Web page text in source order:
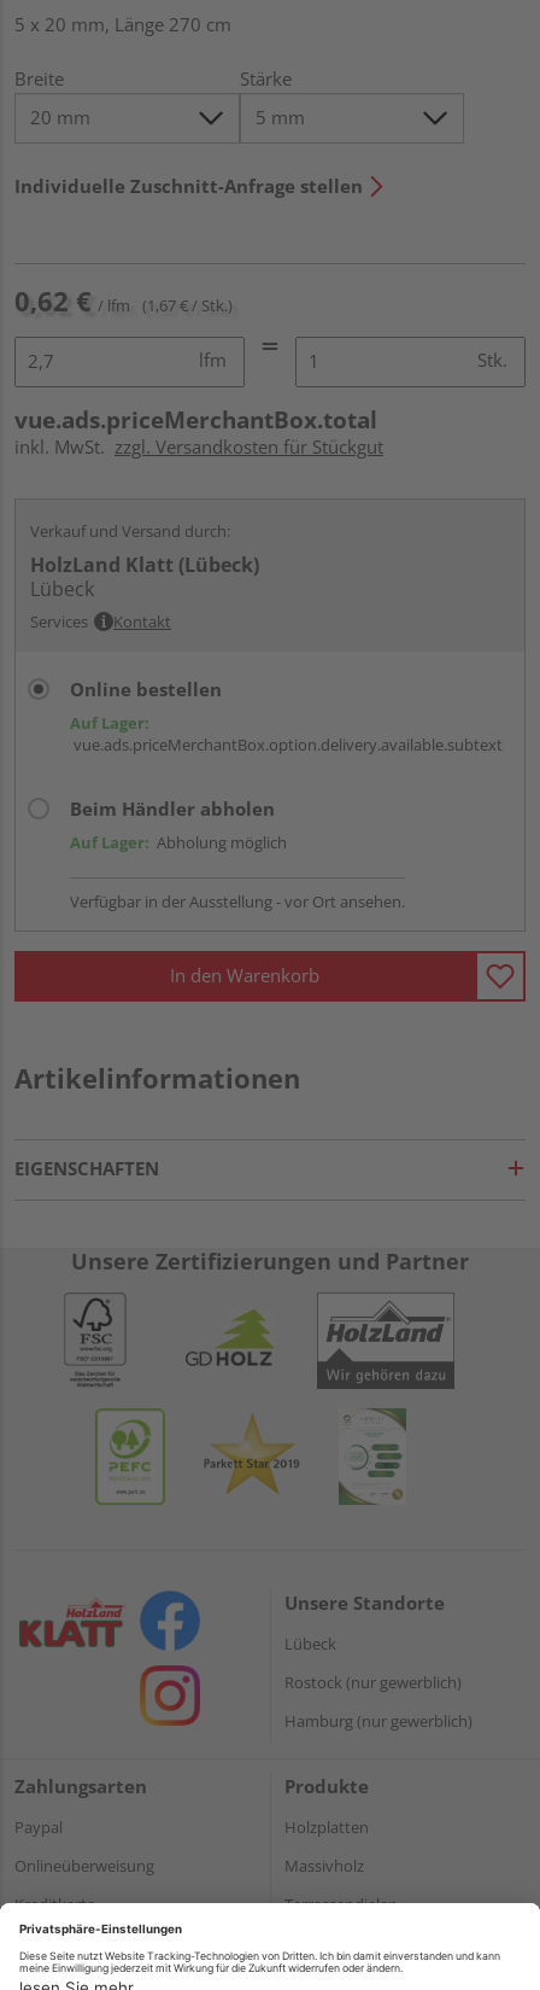
5 x 20 mm, Länge 270 cm
Breite Stärke
Individuelle Zuschnitt-Anfrage stellen
0,62 € / lfm (1,67 € / Stk.)
lfm Stk.
vue.ads.priceMerchantBox.total
inkl. MwSt. zzgl. Versandkosten für Stückgut
Verkauf und Versand durch:
HolzLand Klatt (Lübeck)
Lübeck
Services Kontakt
Online bestellen
Auf Lager:
vue.ads.priceMerchantBox.option.delivery.available.subtext
Beim Händler abholen
Auf Lager: Abholung möglich
Verfügbar in der Ausstellung - vor Ort ansehen.
In den Warenkorb
Artikelinformationen
EIGENSCHAFTEN
Unsere Zertifizierungen und Partner
Unsere Standorte
Lübeck
Rostock (nur gewerblich)
Hamburg (nur gewerblich)
Zahlungsarten
Paypal
Onlineüberweisung
Kreditkarte
*Bonität vorausgesetzt
Produkte
Holzplatten
Massivholz
Terrassendielen